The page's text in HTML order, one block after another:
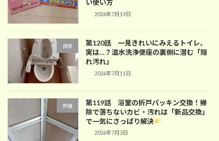
い使い方
2026年7月19日
掃除
第120話 一見きれいにみえるトイレ、
実は…？温水洗浄便座の裏側に潜む「隠
れ汚れ」
2026年7月11日
修繕
第119話 浴室の折戸パッキン交換！掃
除で落ちないカビ・汚れは「新品交換」
で一気にさっぱり解決
2026年7月3日